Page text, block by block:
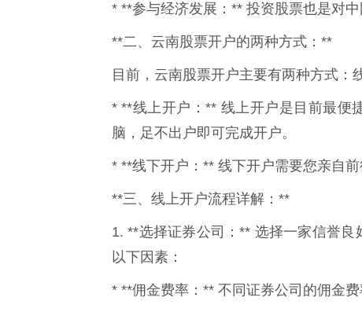
* **参与经济发展：** 投资股票也是对
**二、云南股票开户的两种方式：**
目前，云南股票开户主要有两种方式：
* **线上开户：** 线上开户是目前最便
脑，足不出户即可完成开户。
* **线下开户：** 线下开户需要您亲自前
**三、线上开户流程详解：**
1. **选择证券公司：** 选择一家信誉
以下因素：
* **佣金费率：** 不同证券公司的佣金